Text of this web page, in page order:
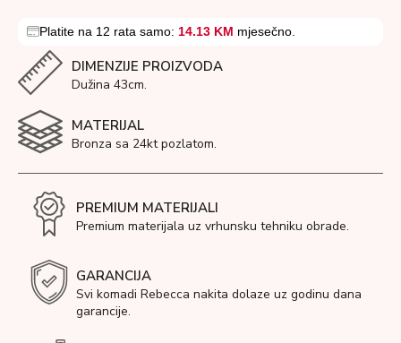
Platite na 12 rata samo: 14.13 KM mjesečno.
DIMENZIJE PROIZVODA
Dužina 43cm.
MATERIJAL
Bronza sa 24kt pozlatom.
PREMIUM MATERIJALI
Premium materijala uz vrhunsku tehniku obrade.
GARANCIJA
Svi komadi Rebecca nakita dolaze uz godinu dana
garancije.